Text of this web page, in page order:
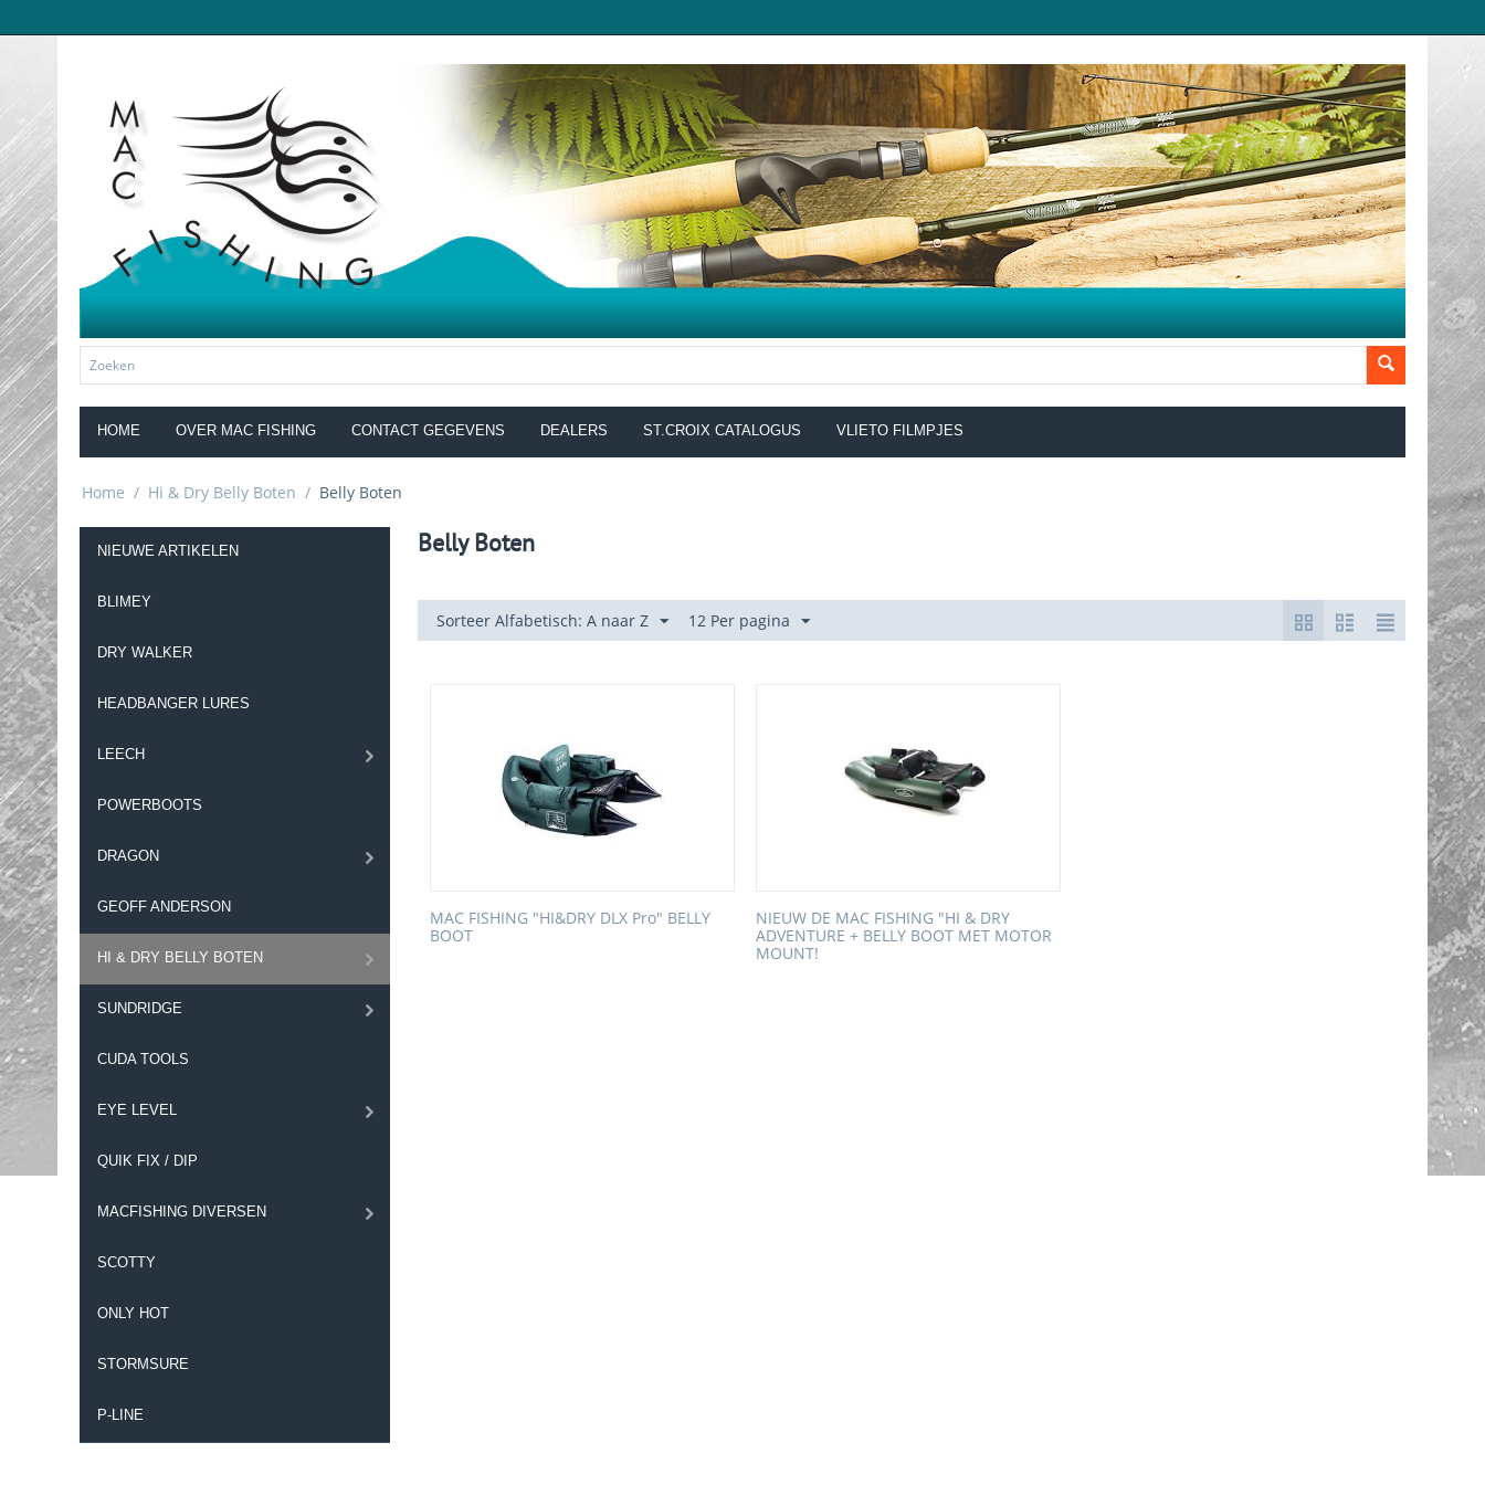
HOME OVER MAC FISHING CONTACT GEGEVENS DEALERS ST.CROIX CATALOGUS VLIETO FILMPJES
Home / Hi & Dry Belly Boten / Belly Boten
NIEUWE ARTIKELEN
BLIMEY
DRY WALKER
HEADBANGER LURES
LEECH
POWERBOOTS
DRAGON
GEOFF ANDERSON
HI & DRY BELLY BOTEN
SUNDRIDGE
CUDA TOOLS
EYE LEVEL
QUIK FIX / DIP
MACFISHING DIVERSEN
SCOTTY
ONLY HOT
STORMSURE
P-LINE
Belly Boten
Sorteer Alfabetisch: A naar Z 12 Per pagina
MAC FISHING "HI&DRY DLX Pro" BELLY
BOOT
NIEUW DE MAC FISHING "HI & DRY
ADVENTURE + BELLY BOOT MET MOTOR
MOUNT!